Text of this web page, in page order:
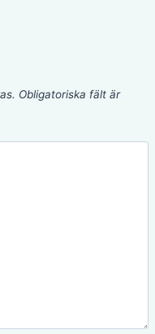
Obligatoriska fält är